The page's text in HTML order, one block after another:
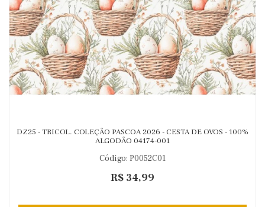
DZ25 - TRICOL. COLEÇÃO PASCOA 2026 - CESTA DE OVOS - 100%
ALGODÃO 04174-001
Código: P0052C01
R$ 34,99